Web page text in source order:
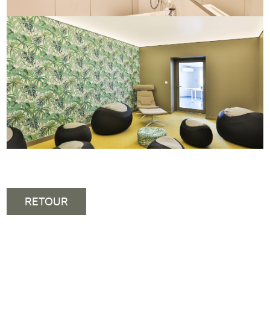
RETOUR